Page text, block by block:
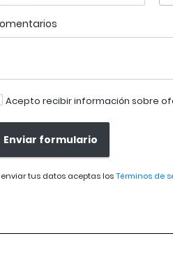
Acepto recibir información sobre
Enviar formulario
enviar tus datos aceptas losTérminos de